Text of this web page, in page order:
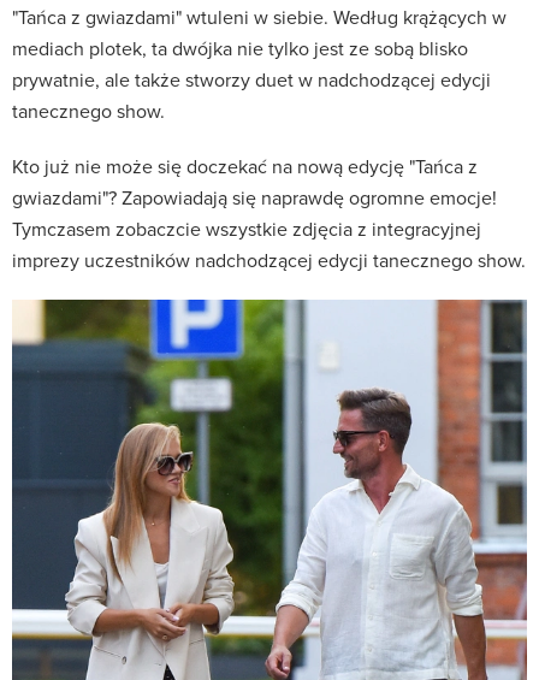
"Tańca z gwiazdami" wtuleni w siebie. Według krążących w
mediach plotek, ta dwójka nie tylko jest ze sobą blisko
prywatnie, ale także stworzy duet w nadchodzącej edycji
tanecznego show.
Kto już nie może się doczekać na nową edycję "Tańca z
gwiazdami"? Zapowiadają się naprawdę ogromne emocje!
Tymczasem zobaczcie wszystkie zdjęcia z integracyjnej
imprezy uczestników nadchodzącej edycji tanecznego show.